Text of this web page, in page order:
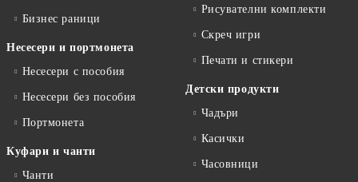
Бизнес раници
Несесери и портмонета
Несесери с пособия
Несесери без пособия
Портмонета
Куфари и чанти
Чанти
Рисувателни комплекти
Скреч игри
Печати и стикери
Детски продукти
Чадъри
Касички
Часовници